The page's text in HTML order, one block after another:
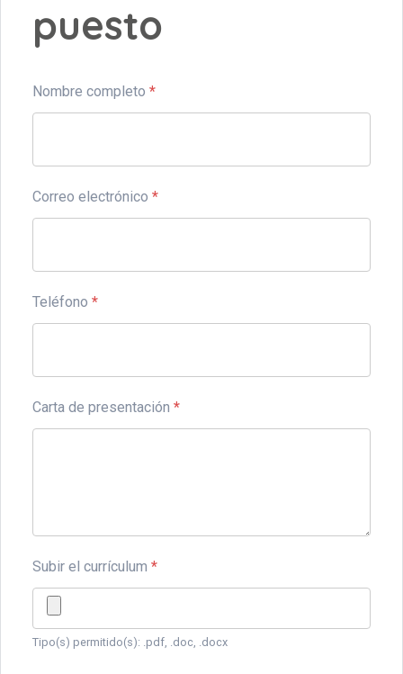
puesto
Nombre completo *
Correo electrónico *
Teléfono *
Carta de presentación *
Subir el currículum *
Tipo(s) permitido(s): .pdf, .doc, .docx